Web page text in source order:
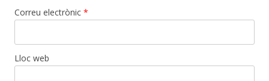
Correu electrònic *
Lloc web